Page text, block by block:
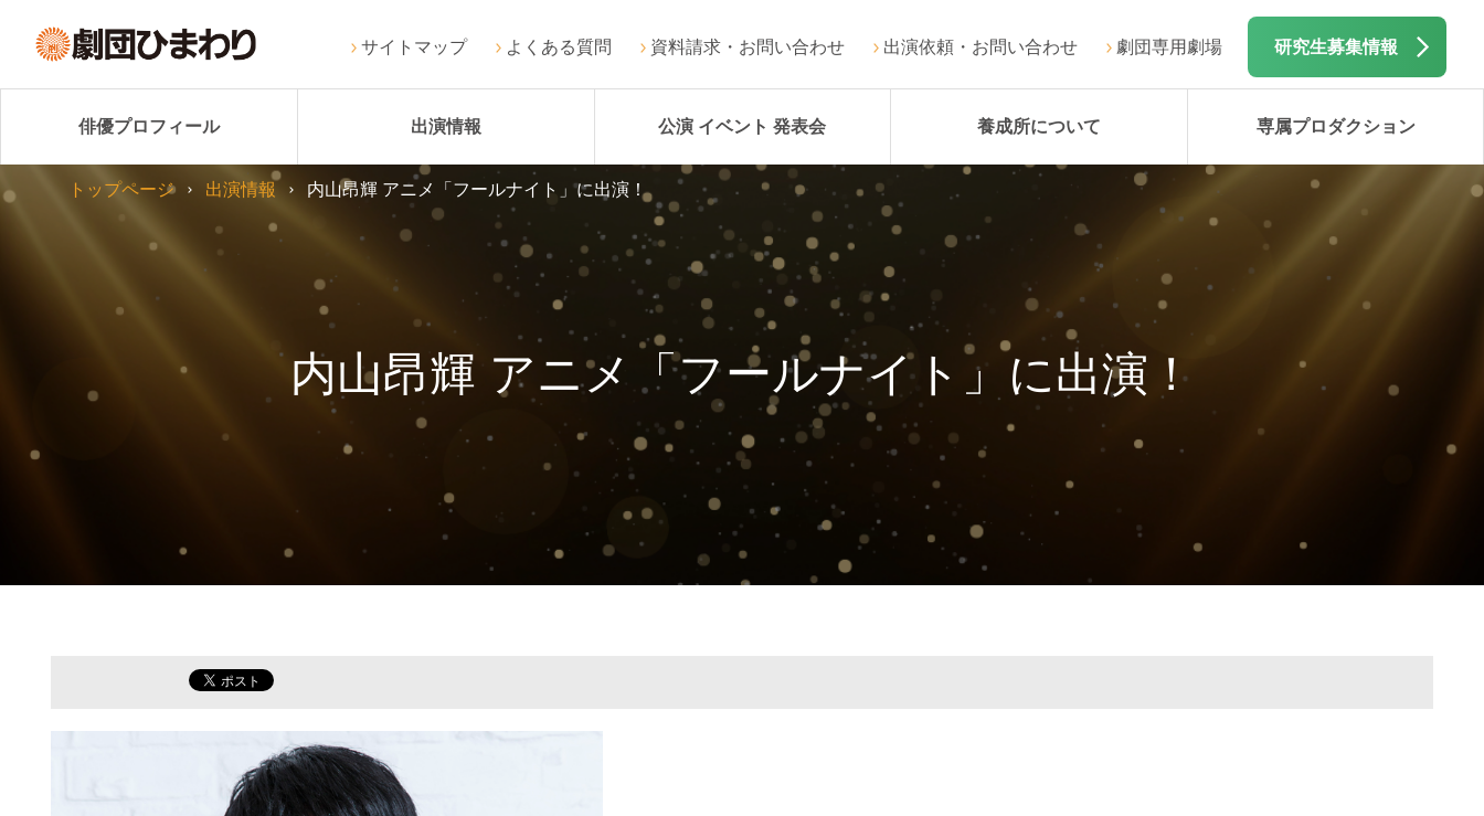
サイトマップ よくある質問 資料請求・お問い合わせ 出演依頼・お問い合わせ 劇団専用劇場 研究生募集情報
俳優プロフィール 出演情報 公演 イベント 発表会 養成所について 専属プロダクション
内山昂輝 アニメ「フールナイト」に出演！
トップページ 出演情報 内山昂輝 アニメ「フールナイト」に出演！